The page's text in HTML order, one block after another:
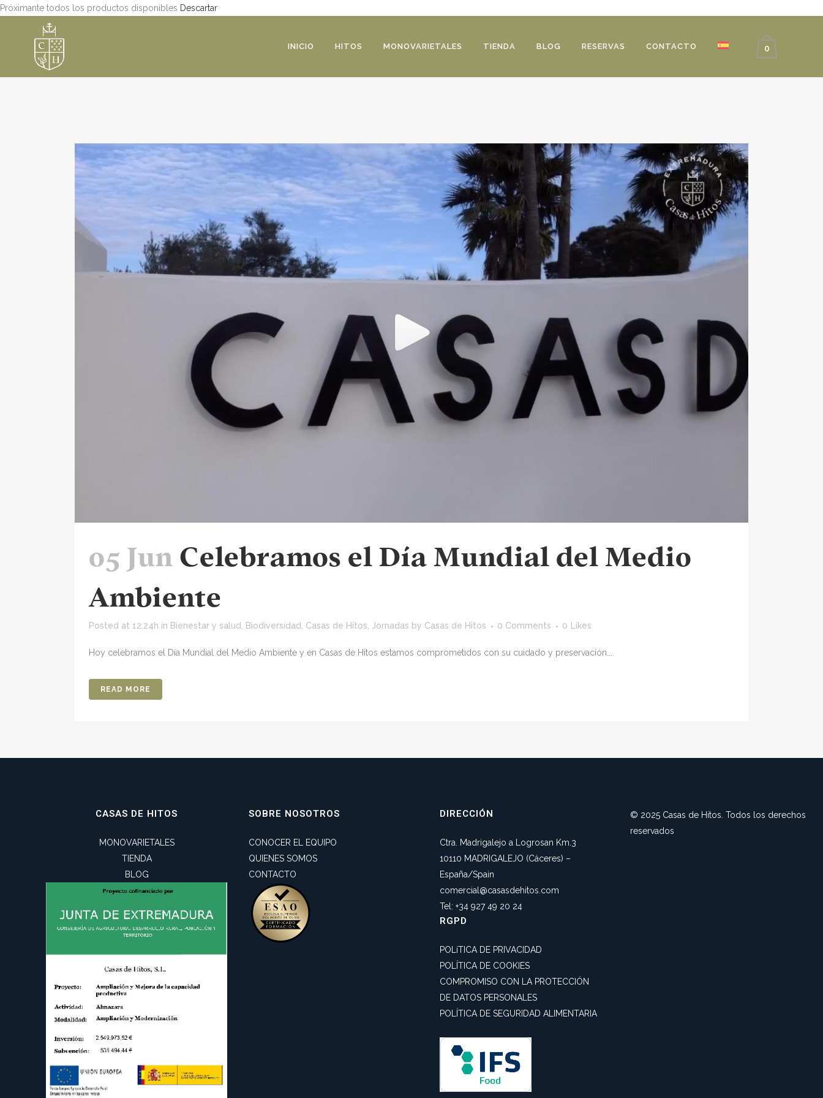
Próximante todos los productos disponibles Descartar
0
INICIO HITOS MONOVARIETALES TIENDA BLOG RESERVAS CONTACTO
05 Jun Celebramos el Día Mundial del Medio
Ambiente
Posted at 12:24h in Bienestar y salud Biodiversidad Casas de Hitos Jornadas by Casas de Hitos 0 Comments 0 Likes
Hoy celebramos el Día Mundial del Medio Ambiente y en Casas de Hitos estamos comprometidos con su cuidado y preservación....
READ MORE
CASAS DE HITOS
MONOVARIETALES
TIENDA
BLOG
SOBRE NOSOTROS
CONOCER EL EQUIPO
QUIENES SOMOS
CONTACTO
DIRECCIÓN
Ctra. Madrigalejo a Logrosan Km.3
10110 MADRIGALEJO (Cáceres) –
España/Spain
comercial@casasdehitos.com
Tel: +34 927 49 20 24
RGPD
POLíTICA DE PRIVACIDAD
POLÍTICA DE COOKIES
COMPROMISO CON LA PROTECCIÓN
DE DATOS PERSONALES
POLÍTICA DE SEGURIDAD ALIMENTARIA
© 2025 Casas de Hitos. Todos los derechos
reservados